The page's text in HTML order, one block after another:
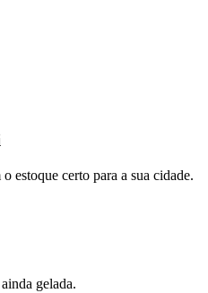
estoque certo para a sua cidade.
gelada.